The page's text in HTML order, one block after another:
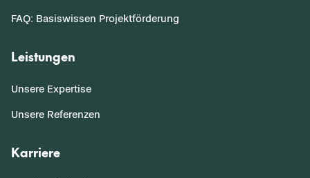
FAQ: Basiswissen Projektförderung
Leistungen
Unsere Expertise
Unsere Referenzen
Karriere